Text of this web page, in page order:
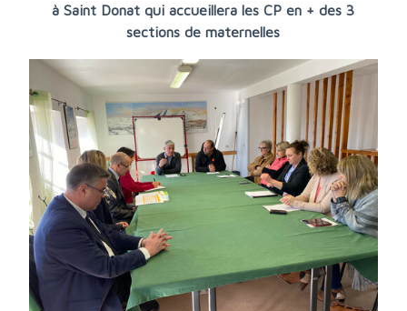
à Saint Donat qui accueillera les CP en + des 3
sections de maternelles